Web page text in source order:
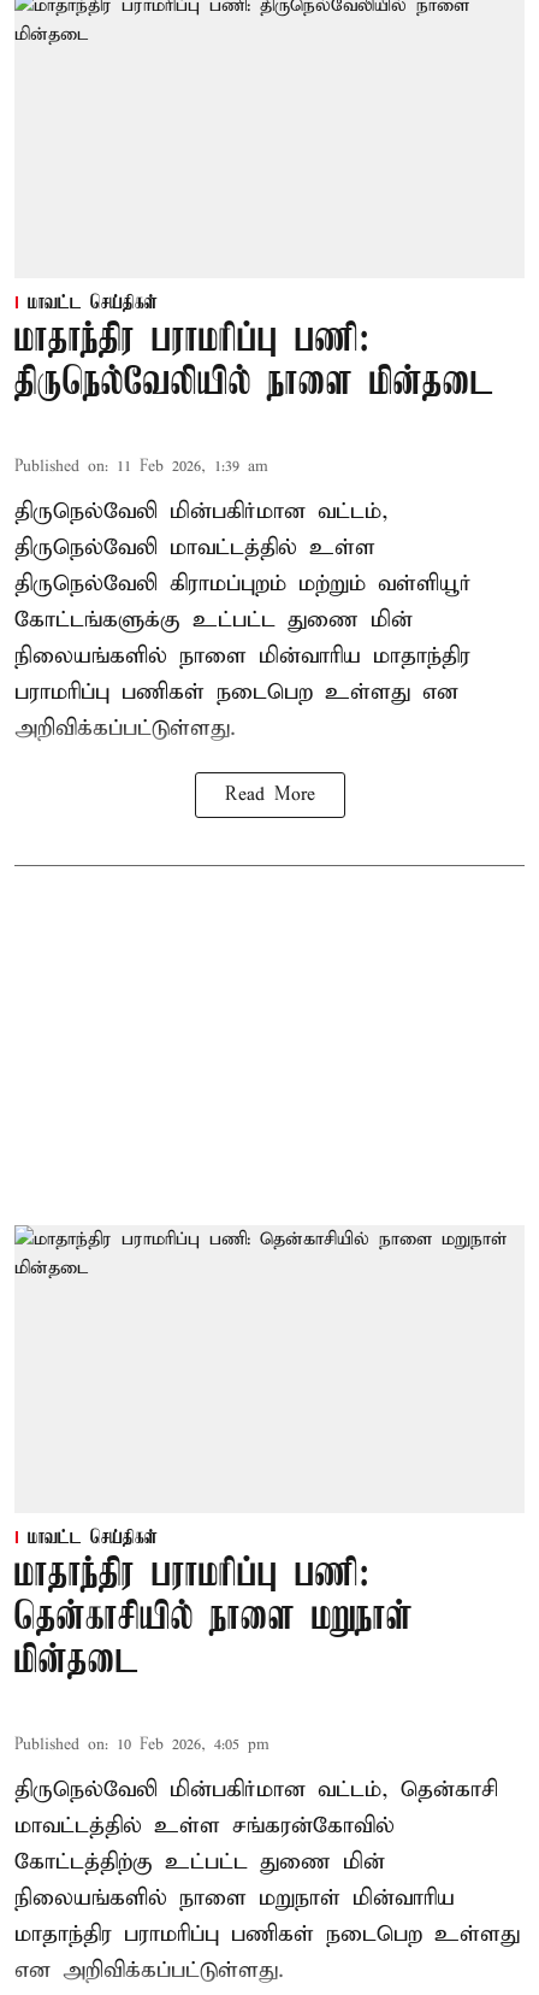
மாவட்ட செய்திகள்
மாதாந்திர பராமரிப்பு பணி:
திருநெல்வேலியில் நாளை மின்தடை
Published on: 11 Feb 2026, 1:39 am
திருநெல்வேலி மின்பகிர்மான வட்டம்,
திருநெல்வேலி மாவட்டத்தில் உள்ள
திருநெல்வேலி கிராமப்புறம் மற்றும் வள்ளியூர்
கோட்டங்களுக்கு உட்பட்ட துணை மின்
நிலையங்களில் நாளை மின்வாரிய மாதாந்திர
பராமரிப்பு பணிகள் நடைபெற உள்ளது என
அறிவிக்கப்பட்டுள்ளது.
Read More
மாவட்ட செய்திகள்
மாதாந்திர பராமரிப்பு பணி:
தென்காசியில் நாளை மறுநாள்
மின்தடை
Published on: 10 Feb 2026, 4:05 pm
திருநெல்வேலி மின்பகிர்மான வட்டம், தென்காசி
மாவட்டத்தில் உள்ள சங்கரன்கோவில்
கோட்டத்திற்கு உட்பட்ட துணை மின்
நிலையங்களில் நாளை மறுநாள் மின்வாரிய
மாதாந்திர பராமரிப்பு பணிகள் நடைபெற உள்ளது
என அறிவிக்கப்பட்டுள்ளது.